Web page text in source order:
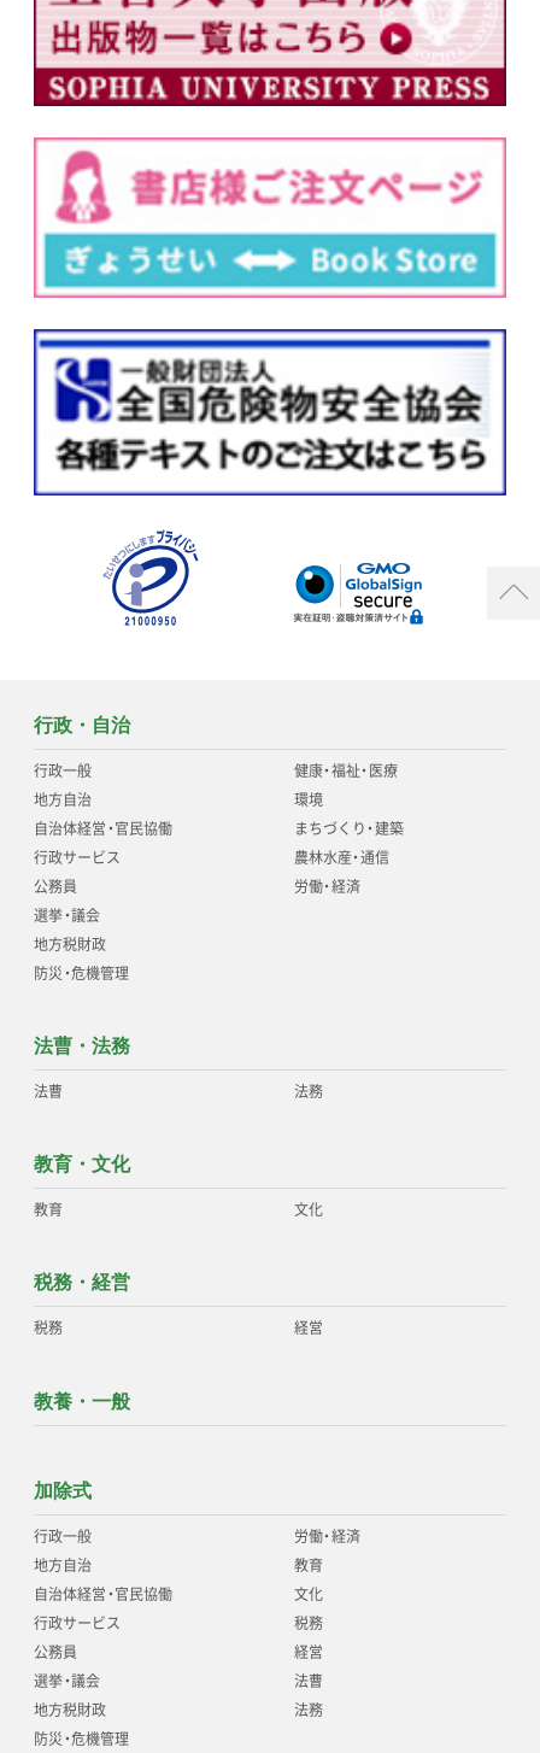
行政・自治
行政一般
地方自治
自治体経営・官民協働
行政サービス
公務員
選挙・議会
地方税財政
防災・危機管理
健康・福祉・医療
環境
まちづくり・建築
農林水産・通信
労働・経済
法曹・法務
法曹 法務
教育・文化
教育 文化
税務・経営
税務 経営
教養・一般
加除式
行政一般
地方自治
自治体経営・官民協働
行政サービス
公務員
選挙・議会
地方税財政
防災・危機管理
労働・経済
教育
文化
税務
経営
法曹
法務